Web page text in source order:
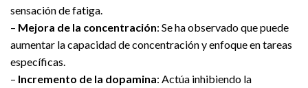
sensación de fatiga.
– Mejora de la concentración: Se ha observado que puede
aumentar la capacidad de concentración y enfoque en tareas
específicas.
– Incremento de la dopamina: Actúa inhibiendo la